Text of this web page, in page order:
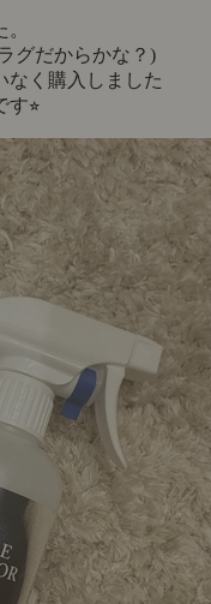
グだからかな？)
なく購入しました
⭐︎